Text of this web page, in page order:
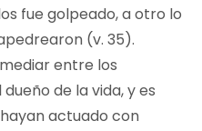
fue golpeado, a otro lo
(v. 35).
entre los
de la vida, y es
actuado con